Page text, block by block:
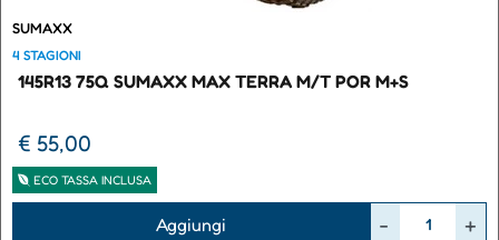
SUMAXX
4 STAGIONI
145R13 75Q SUMAXX MAX TERRA M/T POR M+S
€ 55,00
ECO TASSA INCLUSA
Aggiungi